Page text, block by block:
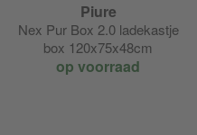
Piure
Nex Pur Box 2.0 ladekastje
box 120x75x48cm
op voorraad